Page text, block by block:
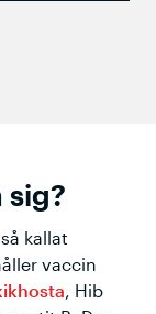
sig?
kallat
vaccin
, Hib